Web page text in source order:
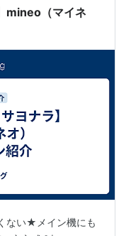
ーン ただい…
mineo（マイネ
ない★メイン機にも